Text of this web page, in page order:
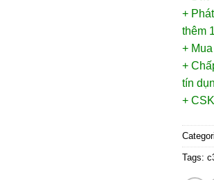
+
thêm
+
+
tín
+
Tags: